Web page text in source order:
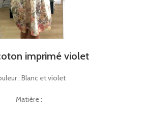
imprimé violet
: Blanc et violet
Matière :